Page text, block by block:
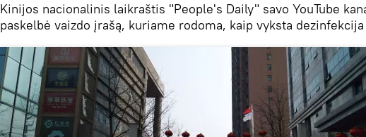
Kinijos nacionalinis laikraštis "People's Daily" savo YouTube
paskelbė vaizdo įrašą, kuriame rodoma, kaip vyksta dezinfekcija